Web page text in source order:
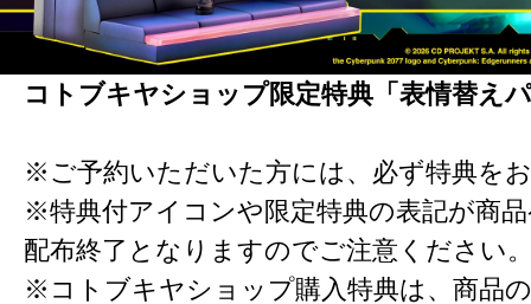
コトブキヤショップ限定特典「表情替え
※ご予約いただいた方には、必ず特典を
※特典付アイコンや限定特典の表記が商
配布終了となりますのでご注意ください
※コトブキヤショップ購入特典は、商品